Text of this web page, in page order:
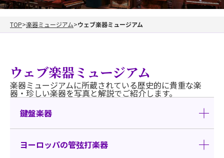
TOP 楽器ミュージアム ウェブ楽器ミュージアム
ウェブ楽器ミュージアム
楽器ミュージアムに所蔵されている歴史的に貴重な楽
器・珍しい楽器を写真と解説でご紹介します。
鍵盤楽器
ヨーロッパの管弦打楽器